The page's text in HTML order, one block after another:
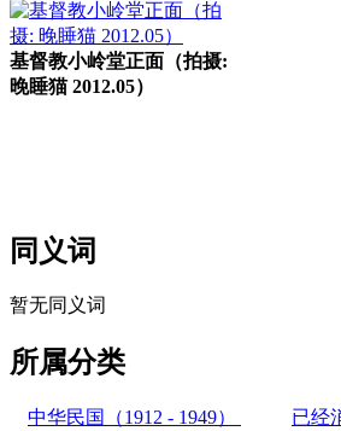
基督教小岭堂正面（拍摄:
晚睡猫 2012.05）
同义词
暂无同义词
所属分类
中华民国（1912 - 1949） 已经